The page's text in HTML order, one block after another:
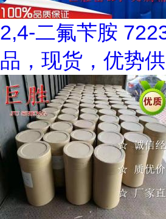
2,4-二氟苄胺
品，现货，优势